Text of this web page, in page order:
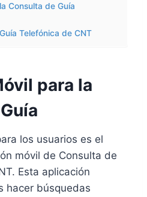
Consulta de Guía
Telefónica de CNT
para la
los usuarios es el
móvil de Consulta de
Esta aplicación
hacer búsquedas